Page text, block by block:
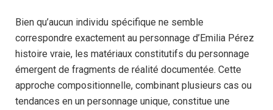
Bien qu’aucun individu spécifique ne semble
correspondre exactement au personnage d’Emilia Pérez
histoire vraie, les matériaux constitutifs du personnage
émergent de fragments de réalité documentée. Cette
approche compositionnelle, combinant plusieurs cas ou
tendances en un personnage unique, constitue une